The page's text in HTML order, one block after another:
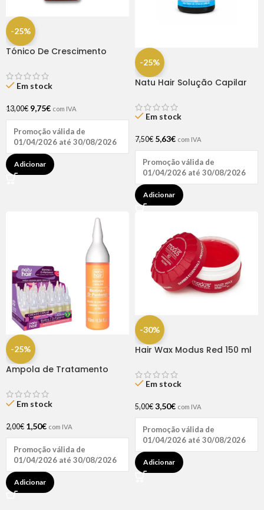
-25%
Tónico De Crescimento
Em stock
13,00€ 9,75€ com IVA
Promoção válida de
01/04/2026 até 30/08/2026
Adicionar
-25%
Natu Hair Solução Capilar
Em stock
7,50€ 5,63€ com IVA
Promoção válida de
01/04/2026 até 30/08/2026
Adicionar
-25%
Ampola de Tratamento
Hair (1 UNIDADE)
Em stock
2,00€ 1,50€ com IVA
Promoção válida de
01/04/2026 até 30/08/2026
Adicionar
-30%
Hair Wax Modus Red 150 ml
Em stock
5,00€ 3,50€ com IVA
Promoção válida de
01/04/2026 até 30/08/2026
Adicionar